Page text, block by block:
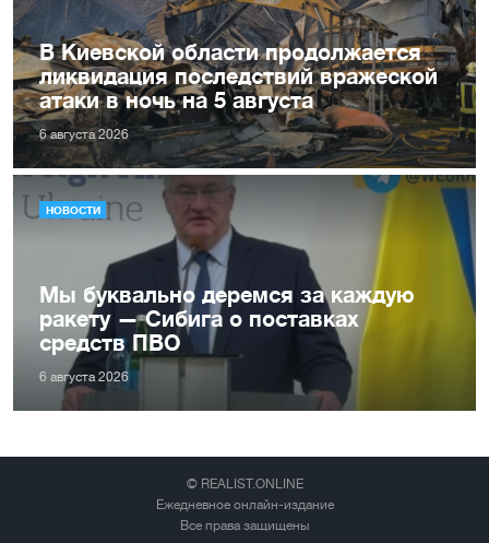
В Киевской области продолжается
ликвидация последствий вражеской
атаки в ночь на 5 августа
6 августа 2026
НОВОСТИ
Мы буквально деремся за каждую
ракету — Сибига о поставках
средств ПВО
6 августа 2026
© REALIST.ONLINE
Ежедневное онлайн-издание
Все права защищены